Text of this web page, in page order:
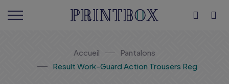
Accueil
Pantalons
Result Work-Guard Action Trousers Reg